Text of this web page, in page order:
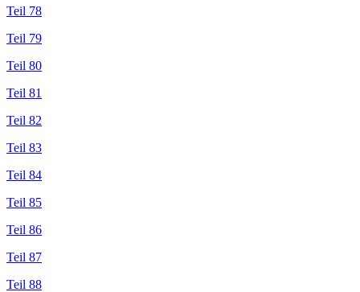
Teil 78
Teil 79
Teil 80
Teil 81
Teil 82
Teil 83
Teil 84
Teil 85
Teil 86
Teil 87
Teil 88